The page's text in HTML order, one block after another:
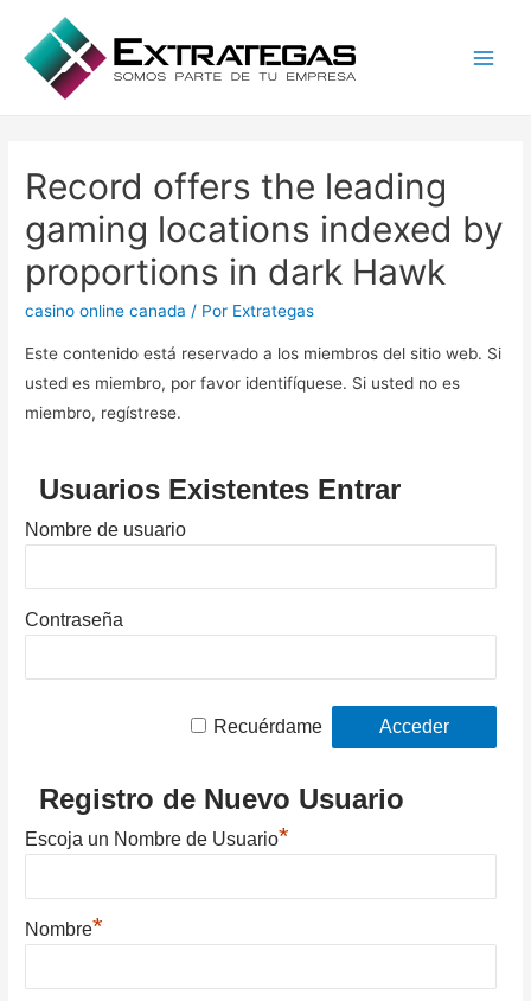
Record offers the leading
gaming locations indexed by
proportions in dark Hawk
casino online canada / Por Extrategas
Este contenido está reservado a los miembros del sitio web. Si
usted es miembro, por favor identifíquese. Si usted no es
miembro, regístrese.
Usuarios Existentes Entrar
Nombre de usuario
Contraseña
Recuérdame
Registro de Nuevo Usuario
Escoja un Nombre de Usuario*
Nombre*